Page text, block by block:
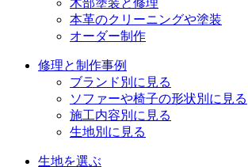
木部塗装と修理
本革のクリーニングや塗装
オーダー制作
修理と制作事例
ブランド別に見る
ソファーや椅子の形状別に見る
施工内容別に見る
生地別に見る
生地を選ぶ